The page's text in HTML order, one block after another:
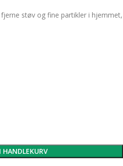
støv og fine partikler i hjemmet,
HANDLEKURV